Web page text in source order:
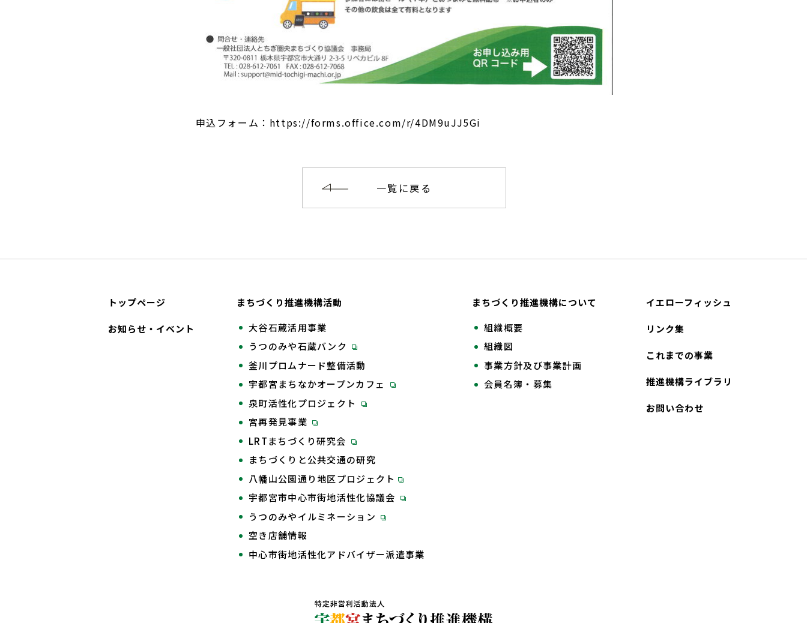
申込フォーム： https://forms.office.com/r/4DM9uJJ5Gi
一覧に戻る
トップページ
お知らせ・イベント
まちづくり推進機構活動
大谷石蔵活用事業
うつのみや石蔵バンク
釜川プロムナード整備活動
宇都宮まちなかオープンカフェ
泉町活性化プロジェクト
宮再発見事業
LRTまちづくり研究会
まちづくりと公共交通の研究
八幡山公園通り地区プロジェクト
宇都宮市中心市街地活性化協議会
うつのみやイルミネーション
空き店舗情報
中心市街地活性化アドバイザー派遣事業
まちづくり推進機構について
組織概要
組織図
事業方針及び事業計画
会員名簿・募集
イエローフィッシュ
リンク集
これまでの事業
推進機構ライブラリ
お問い合わせ